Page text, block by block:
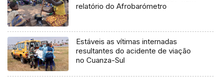
relatório do Afrobarómetro
Estáveis as vítimas internadas
resultantes do acidente de viação
no Cuanza-Sul